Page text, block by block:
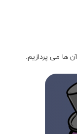
ها می پردازیم.